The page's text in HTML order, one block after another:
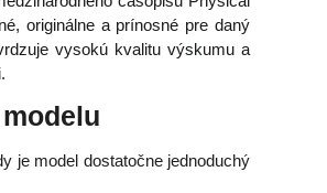
originálne a prínosné pre daný
vysokú kvalitu výskumu a
je model dostatočne jednoduchý